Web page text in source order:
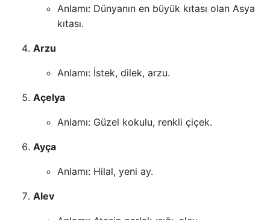
Anlamı: Dünyanın en büyük kıtası olan Asya
kıtası.
Arzu
Anlamı: İstek, dilek, arzu.
Açelya
Anlamı: Güzel kokulu, renkli çiçek.
Ayça
Anlamı: Hilal, yeni ay.
Alev